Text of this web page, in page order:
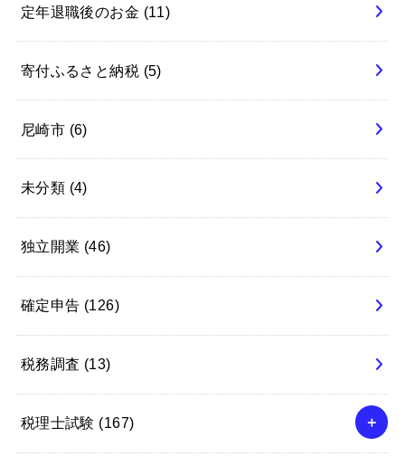
定年退職後のお金 (11)
寄付ふるさと納税 (5)
尼崎市 (6)
未分類 (4)
独立開業 (46)
確定申告 (126)
税務調査 (13)
税理士試験 (167)